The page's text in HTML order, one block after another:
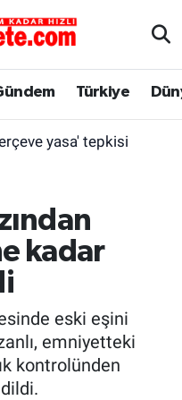
Türkiye
yasa' tepkisi
kadar
eski eşini
emniyetteki
kontrolünden
Fikstür